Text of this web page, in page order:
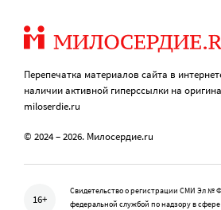
Перепечатка материалов сайта в
наличии активной гиперссылки на
miloserdie.ru
© 2024 – 2026. Милосердие.ru
16+
Свидетельство о регистрации СМИ Эл №
федеральной службой по надзору в